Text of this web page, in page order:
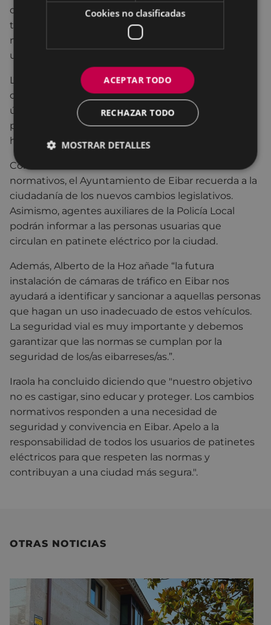
de manera que podamos garantizar su legalidad y
trazabilidad. La DGT gestionará este registro, y
nosotros colaboraremos en informar y orientar a los
usuarios.".
Los patinetes que no dispongan de certificado de
circulación y etiqueta identificativa podrán circular
únicamente hasta el22 de enero de 2027
partir de la cual solo podrán hacerlo los vehículos
homologados.
Con el fin de dar a conocer estos cambios
normativos, el Ayuntamiento de Eibar recuerda a la
ciudadanía de los nuevos cambios legislativos.
Asimismo, agentes auxiliares de la Policía Local
podrán informar a las personas usuarias que
circulan en patinete eléctrico por la ciudad.
Además, Alberto de la Hoz añade “la futura
instalación de cámaras de tráfico en Eibar nos
ayudará a identificar y sancionar a aquellas personas
que hagan un uso inadecuado de estos vehículos.
La seguridad vial es muy importante y debemos
garantizar que las normas se cumplan por la
seguridad de los/as eibarreses/as.”.
Iraola ha concluido diciendo que "nuestro objetivo
no es castigar, sino educar y proteger. Los cambios
normativos responden a una necesidad de
seguridad y convivencia en Eibar. Apelo a la
responsabilidad de todos los usuarios de patinetes
eléctricos para que respeten las normas y
contribuyan a una ciudad más segura.".
OTRAS NOTICIAS
Cookies no clasificadas
ACEPTAR TODO
RECHAZAR TODO
MOSTRAR DETALLES